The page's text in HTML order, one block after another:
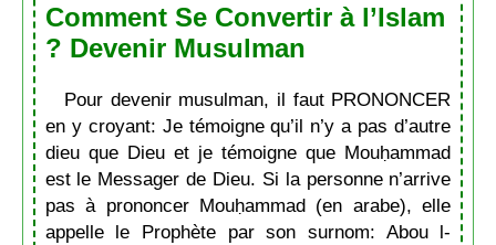
Comment Se Convertir à l’Islam
? Devenir Musulman
Pour devenir musulman, il faut PRONONCER
en y croyant: Je témoigne qu’il n’y a pas d’autre
dieu que Dieu et je témoigne que Mouḥammad
est le Messager de Dieu. Si la personne n’arrive
pas à prononcer Mouḥammad (en arabe), elle
appelle le Prophète par son surnom: Abou l-